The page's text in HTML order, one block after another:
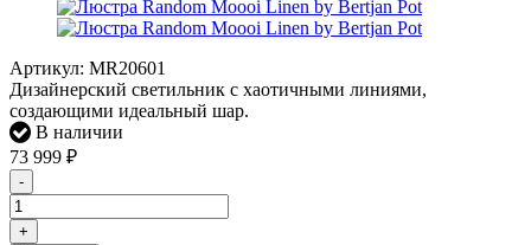
Артикул: MR20601
Дизайнерский светильник с хаотичными линиями,
создающими идеальный шар.
В наличии
73 999 ₽
-
+